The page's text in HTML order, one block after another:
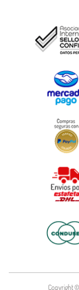
Copyright ©